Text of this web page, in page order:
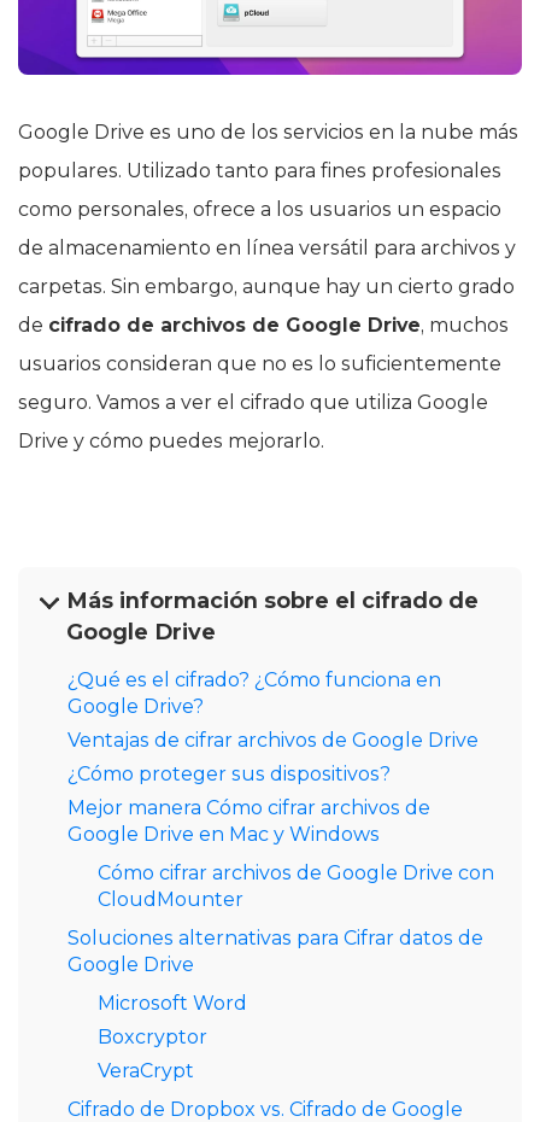
Google Drive es uno de los servicios en la nube más
populares. Utilizado tanto para fines profesionales
como personales, ofrece a los usuarios un espacio
de almacenamiento en línea versátil para archivos y
carpetas. Sin embargo, aunque hay un cierto grado
de cifrado de archivos de Google Drive, muchos
usuarios consideran que no es lo suficientemente
seguro. Vamos a ver el cifrado que utiliza Google
Drive y cómo puedes mejorarlo.
Más información sobre el cifrado de
Google Drive
¿Qué es el cifrado? ¿Cómo funciona en
Google Drive?
Ventajas de cifrar archivos de Google Drive
¿Cómo proteger sus dispositivos?
Mejor manera Cómo cifrar archivos de
Google Drive en Mac y Windows
Cómo cifrar archivos de Google Drive con
CloudMounter
Soluciones alternativas para Cifrar datos de
Google Drive
Microsoft Word
Boxcryptor
VeraCrypt
Cifrado de Dropbox vs. Cifrado de Google